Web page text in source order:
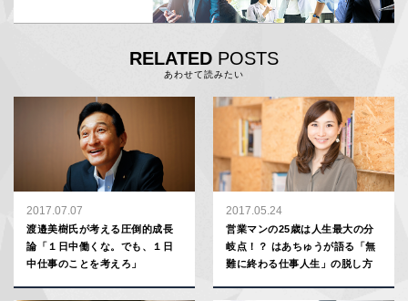
RELATED POSTS
あわせて読みたい
2017.07.07
渡邉美樹氏が考える圧倒的成長
論「１日中働くな。でも、１日
中仕事のことを考えろ」
2017.05.24
営業マンの25歳は人生最大の分
岐点！？ はあちゅうが語る「無
難に終わる仕事人生」の脱し方